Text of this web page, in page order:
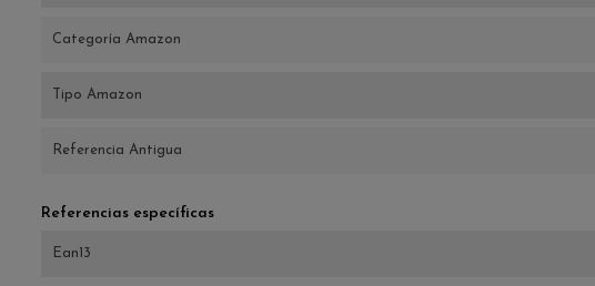
Categoría Amazon
Tipo Amazon
Referencia Antigua
Referencias específicas
Ean13